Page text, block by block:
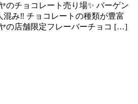
のチョコレート売り場✨ バーゲン
み‼️ チョコレートの種類が豊富
の店舗限定フレーバーチョコ […]